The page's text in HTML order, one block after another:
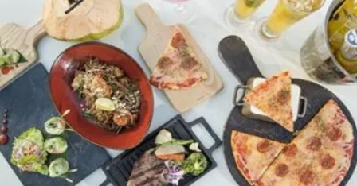
【ホーチミン＋ハノイ】はじめて
でも安心の定番2都市周遊
観光しやすい立地の5つ星ホテルに宿泊！ホーチミン『ニューワールド』＋ハノイ
『ドゥパルク』泊
成田発6日間 140,800 円～358,800円